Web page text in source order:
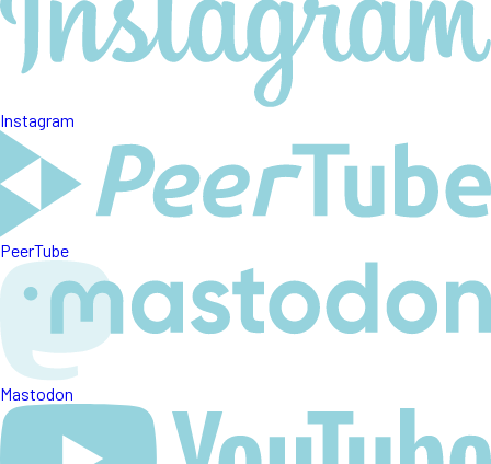
Instagram
PeerTube
Mastodon